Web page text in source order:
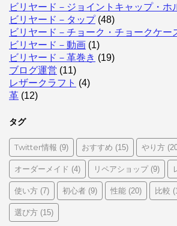
ビリヤード－ジョイントキャップ・ホ
ビリヤード－タップ(48)
ビリヤード－チョーク・チョークケー
ビリヤード－動画 (1)
ビリヤード－革巻き (19)
ブログ運営 (11)
レザークラフト (4)
革 (12)
タグ
Twitter情報 (9) おすすめ (15) やり方
オーダーメイド (4) リペアショップ(9)
使い方 (7) 初心者 (9) 性能 (20) 比較
選び方 (15)